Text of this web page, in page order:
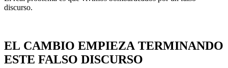
discurso.
EL CAMBIO EMPIEZA TERMINANDO
ESTE FALSO DISCURSO